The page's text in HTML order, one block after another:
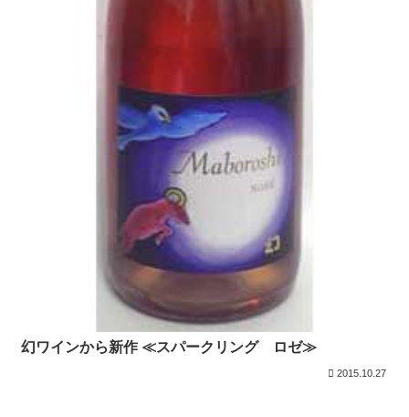
幻ワインから新作 ≪スパークリング ロゼ≫
2015.10.27